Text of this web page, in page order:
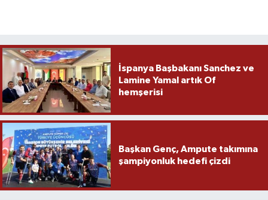
İspanya Başbakanı Sanchez ve
Lamine Yamal artık Of
hemşerisi
Başkan Genç, Ampute takımına
şampiyonluk hedefi çizdi